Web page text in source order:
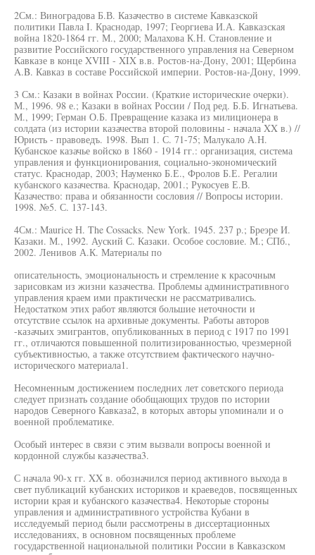
2См.: Виноградова Б.В. Казачество в системе Кавказской
политики Павла I. Краснодар, 1997; Георгиева И.А. Кавказская
война 1820-1864 гг. М., 2000; Малахова К.Н. Становление и
развитие Российского государственного управления на Северном
Кавказе в конце XVIII - XIX в.в. Ростов-на-Дону, 2001; Щербина
A.B. Кавказ в составе Российской империи. Ростов-на-Дону, 1999.
3 См.: Казаки в войнах России. (Краткие исторические очерки).
М., 1996. 98 е.; Казаки в войнах России / Под ред. Б.Б. Игнатьева.
М., 1999; Герман О.Б. Превращение казака из милиционера в
солдата (из истории казачества второй половины - начала XX в.) //
Юристь - правоведъ. 1998. Вып 1. С. 71-75; Малукало А.Н.
Кубанское казачье войско в 1860 - 1914 гг.: организация, система
управления и функционирования, социально-экономический
статус. Краснодар, 2003; Науменко Б.Е., Фролов Б.Е. Регалии
кубанского казачества. Краснодар, 2001.; Рукосуев Е.В.
Казачество: права и обязанности сословия // Вопросы истории.
1998. №5. С. 137-143.
4См.: Maurice Н. The Cossacks. New York. 1945. 237 p.; Бреэре И.
Казаки. М., 1992. Ауский С. Казаки. Особое сословие. М.; СПб.,
2002. Ленивов А.К. Материалы по
описательность, эмоциональность и стремление к красочным
зарисовкам из жизни казачества. Проблемы административного
управления краем ими практически не рассматривались.
Недостатком этих работ являются большие неточности и
отсутствие ссылок на архивные документы. Работы авторов
-казачьих эмигрантов, опубликованных в период с 1917 по 1991
гг., отличаются повышенной политизированностью, чрезмерной
субъективностью, а также отсутствием фактического научно-
исторического материала1.
Несомненным достижением последних лет советского периода
следует признать создание обобщающих трудов по истории
народов Северного Кавказа2, в которых авторы упоминали и о
военной проблематике.
Особый интерес в связи с этим вызвали вопросы военной и
кордонной службы казачества3.
С начала 90-х гг. XX в. обозначился период активного выхода в
свет публикаций кубанских историков и краеведов, посвященных
истории края и кубанского казачества4. Некоторые стороны
управления и административного устройства Кубани в
исследуемый период были рассмотрены в диссертационных
исследованиях, в основном посвященных проблеме
государственной национальной политики России в Кавказском